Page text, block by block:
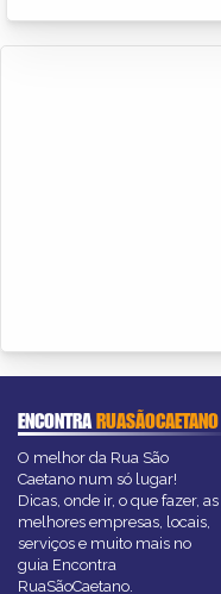
ENCONTRARUASÃOCAETANO
O melhor da Rua São
Caetano num só lugar!
Dicas, onde ir, o que fazer, as
melhores empresas, locais,
serviços e muito mais no
guia Encontra
RuaSãoCaetano.